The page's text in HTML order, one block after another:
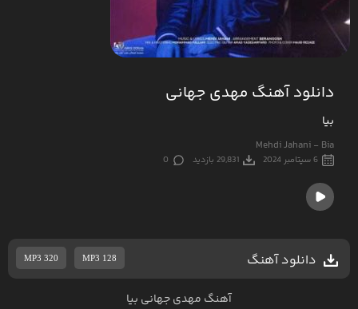
دانلود آهنگ مهدی جهانی
بیا
Mehdi Jahani - Bia
6 سپتامبر 2024 29,831 بازدید 0
دانلود آهنگ MP3 320 MP3 128
آهنگ مهدی جهانی بیا